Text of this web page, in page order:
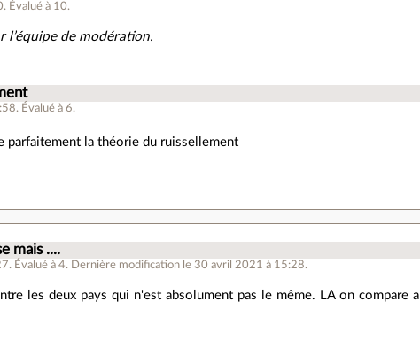
. Évalué à 10.
l’équipe de modération.
. Évalué à6.
parfaitement la théorie du ruissellement
mais ....
. Évalué à4. Dernière modification le 30 avril 2021 à 15:28.
les deux pays qui n'est absolument pas le même. LA on compare a